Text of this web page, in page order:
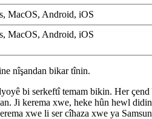
, MacOS, Android, iOS
, MacOS, Android, iOS
nîşandan bikar tînin.
ê bi serkeftî temam bikin. Her çend
. Ji kerema xwe, heke hûn hewl didin
xwe li ser cîhaza xwe ya